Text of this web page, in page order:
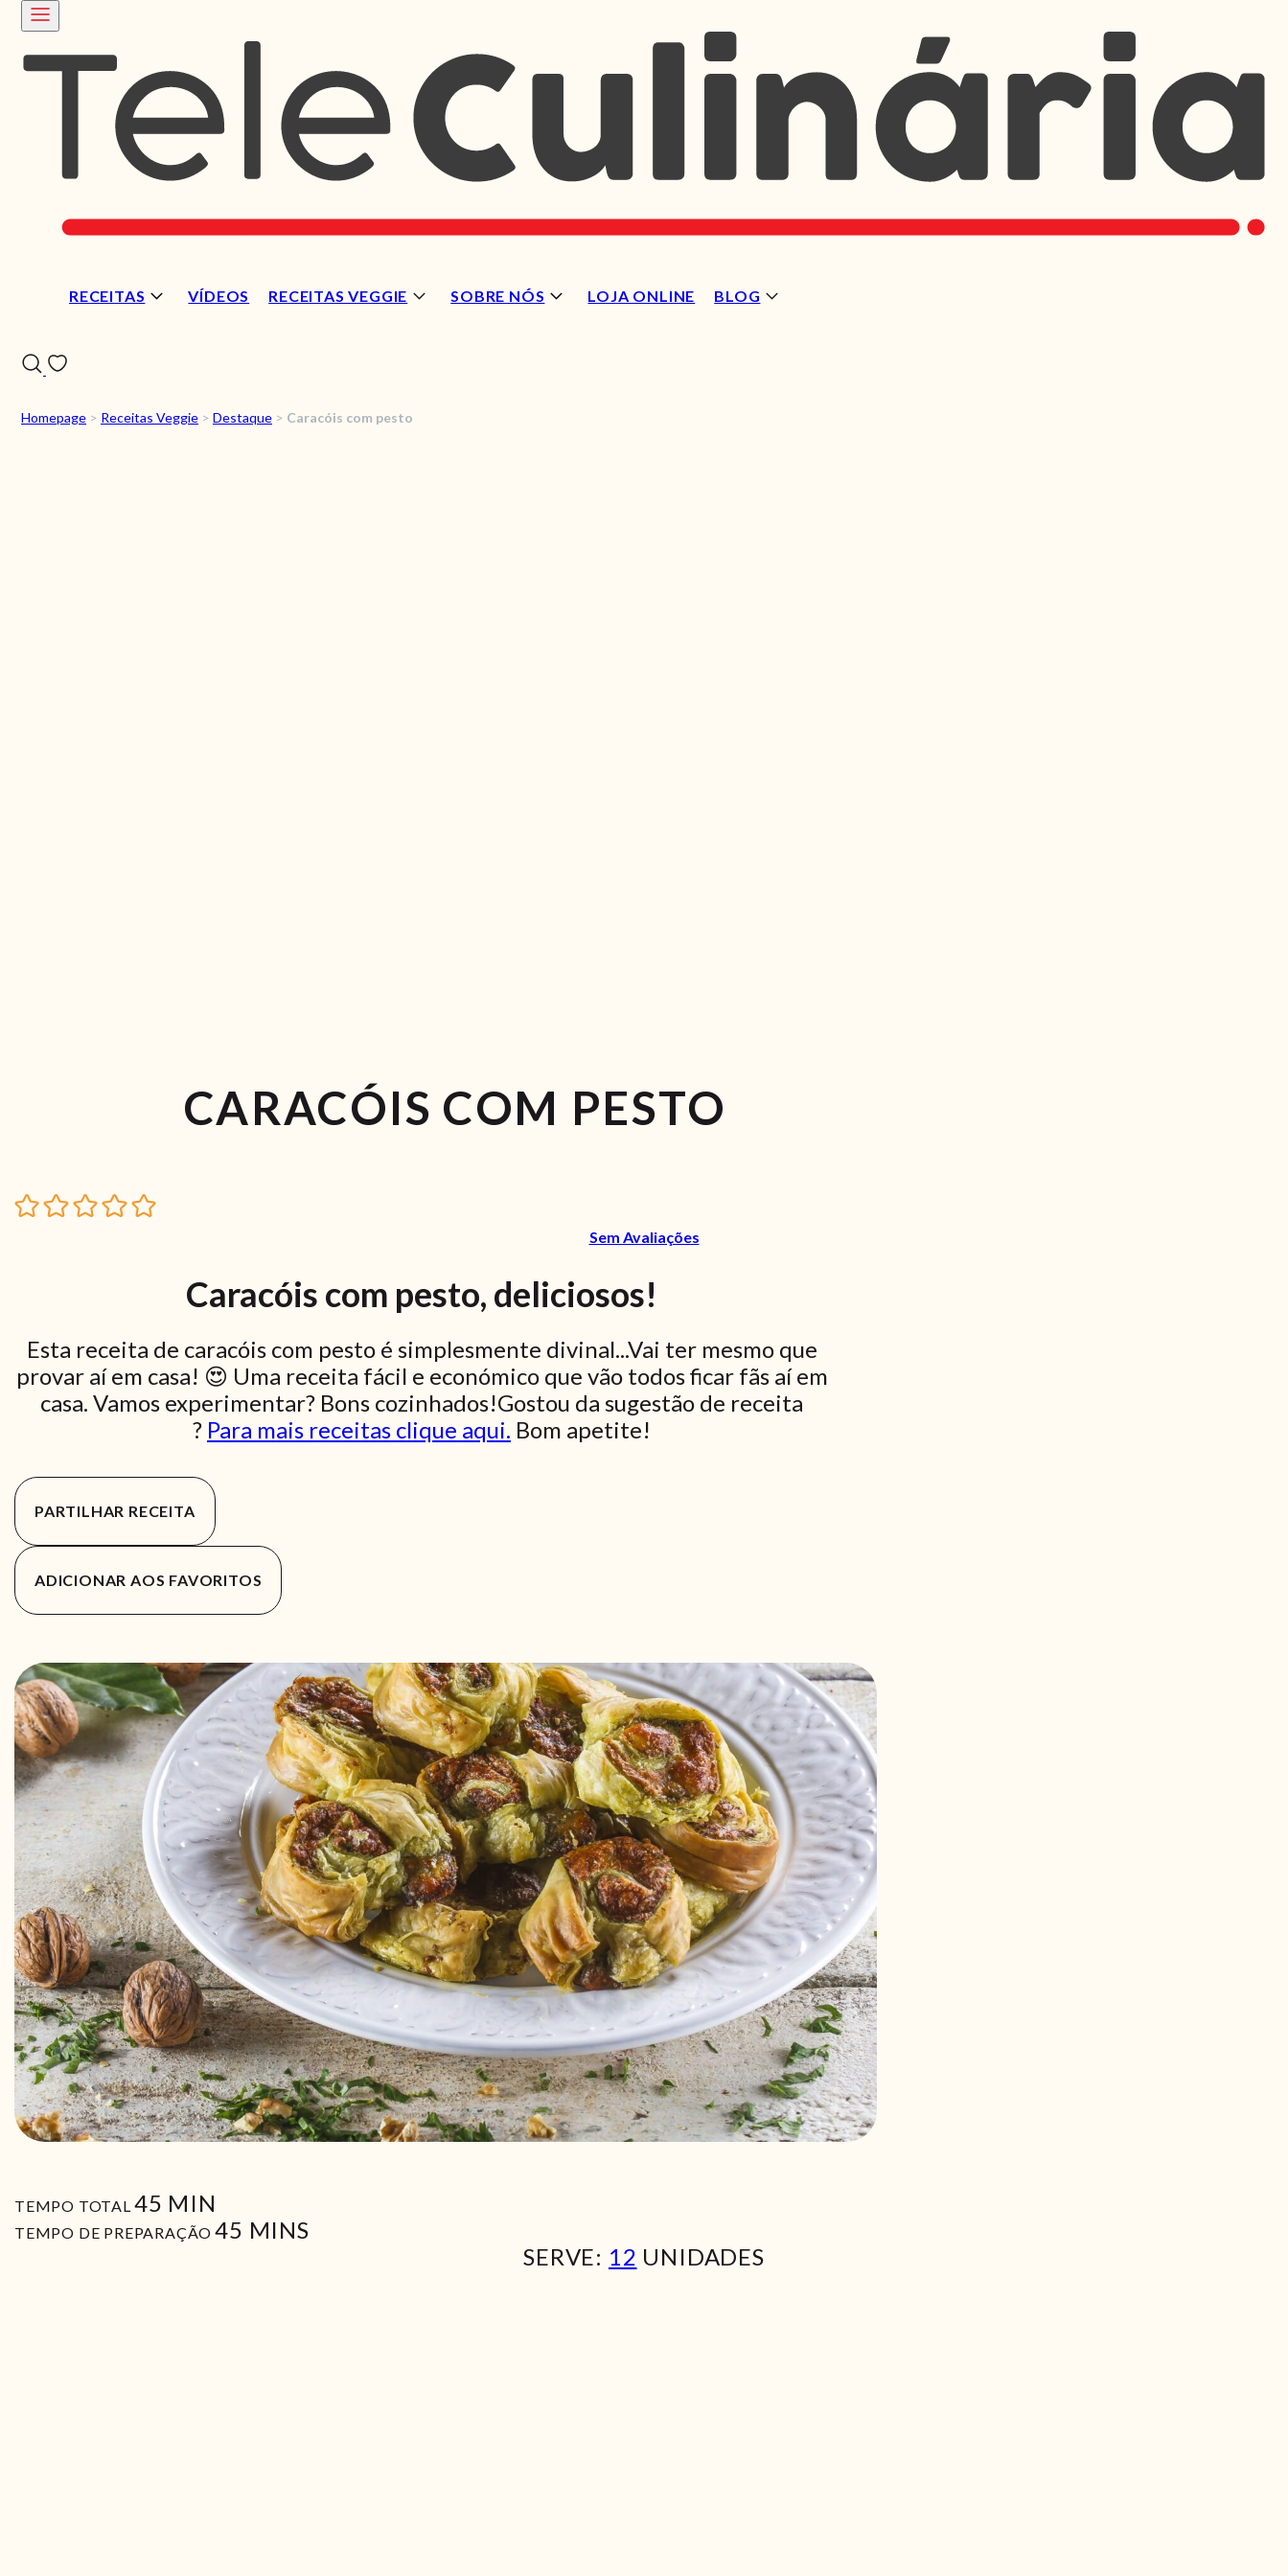
RECEITAS VÍDEOS RECEITAS VEGGIE SOBRE NÓS LOJA ONLINE BLOG
Homepage > Receitas Veggie > Destaque > Caracóis com pesto
CARACÓIS COM PESTO
Sem Avaliações
Caracóis com pesto, deliciosos!
Esta receita de caracóis com pesto é simplesmente divinal...Vai ter mesmo que
provar aí em casa! 😍 Uma receita fácil e económico que vão todos ficar fãs aí em
casa. Vamos experimentar? Bons cozinhados!Gostou da sugestão de receita
? Para mais receitas clique aqui. Bom apetite!
PARTILHAR RECEITA
ADICIONAR AOS FAVORITOS
TEMPO TOTAL 45 MIN
MIN
TEMPO DE PREPARAÇÃO 45 MIN
MINS
SERVE: 12 UNIDADES